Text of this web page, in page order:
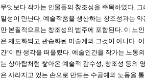
무엇보다 작가는 인물들의 창조성을 주목하였다.
일성이 만난다. 예술작품을 생산하는 창조성과는
만 본질적으로는 창조성의 범주에 포함된다. 이 노
은 제도화되고 관습화된 미술계의 그것이 아니다.
간’이란 생각을 떠올렸다. 예술인간을 작가는 노동
는 상아탑처럼 쌓아온 예술적 감수성, 창조성 등의
은 사라지고 있는 손으로 만드는 수공예의 노동을